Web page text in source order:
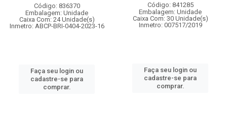
Código: 836370
Embalagem: Unidade
Caixa Com: 24 Unidade(s)
Inmetro: ABCP-BRI-0404-2023-16
Faça seu login ou
cadastre-se para
comprar.
Código: 841285
Embalagem: Unidade
Caixa Com: 30 Unidade(s)
Inmetro: 007517/2019
Faça seu login ou
cadastre-se para
comprar.